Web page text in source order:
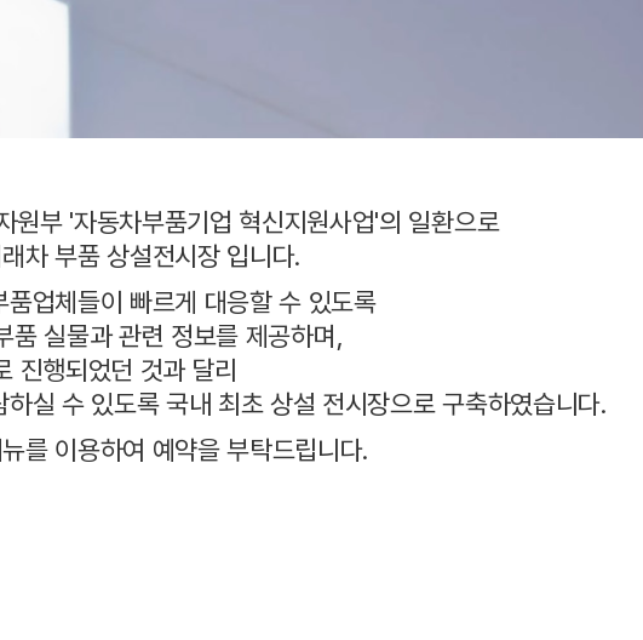
부 '자동차부품기업 혁신지원사업'의 일환으로
차 부품 상설전시장 입니다.
업체들이 빠르게 대응할 수 있도록
실물과 관련 정보를 제공하며,
진행되었던 것과 달리
실 수 있도록 국내 최초 상설 전시장으로 구축하였습니다.
를 이용하여 예약을 부탁드립니다.